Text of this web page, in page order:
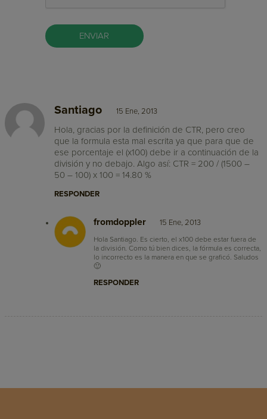
Santiago 15 Ene, 2013
Hola, gracias por la definición de CTR, pero creo
que la formula esta mal escrita ya que para que de
ese porcentaje el (x100) debe ir a continuación de la
división y no debajo. Algo así: CTR = 200 / (1500 –
50 – 100) x 100 = 14.80 %
RESPONDER
fromdoppler 15 Ene, 2013
Hola Santiago. Es cierto, el x100 debe estar fuera de
la división. Como tú bien dices, la fórmula es correcta,
lo incorrecto es la manera en que se graficó. Saludos
🙂
RESPONDER